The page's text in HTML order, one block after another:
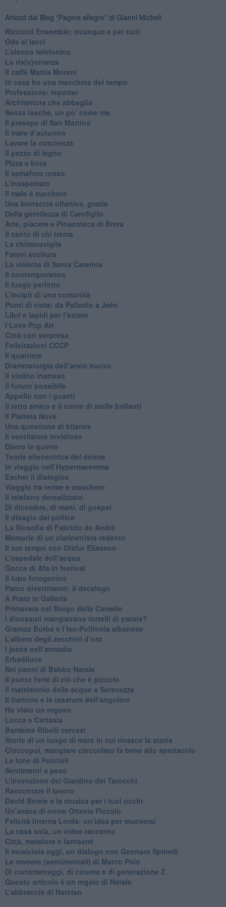
Articoli dal Blog “Pagine allegre” di Gianni Micheli
​Ricciotti Ensemble: ovunque e per tutti
Ode ai lacci
​L’elenco telefonico
​La ris(u)onanza
​Il caffè Mattia Moreni
​In casa ho una macchina del tempo
Professione: reporter
Architettura che abbaglia
​Senza tasche, un po’ come me
​Il presepe di San Martino
​Il mare d’autunno
​Lavare la coscienza
​Il pezzo di legno
​Pizza e birra
​Il semaforo rosso
​L’inaspettato
​Il male è zucchero
​Una borraccia olfattiva, grazie
​Della gentilezza di Carofiglio
Arte, piacere e Pinacoteca di Brera
​Il canto di chi trema
La chimeraviglia
​Fatevi scultura
​La violetta di Santa Caterina
​Il contemporaneo
​Il luogo perfetto
​L’incipit di una comunità
Punti di vista: da Palladio a Jaén
​Libri e lapidi per l’estate
​I Love Pop Art
Città con sorpresa
Felicitazioni CCCP
​Il quartiere
​Drammaturgia dell’anno nuovo
​Il violino inatteso
​Il futuro possibile
​Appello con i guanti
​Il tetto amico e il cuore di stelle brillanti
​Il Pianeta Nove
​Una questione di bilance
​Il ventilatore invidioso
​Dietro le quinte
​Teoria eliocentrica del dolore
In viaggio nell’Hypermaremma
​Escher il dialogico
​Viaggio tra terme e maschere
Il telefono derealizzato
​Di dicembre, di mani, di gospel
​Il disagio del pollice
​La filosofia di Fabrizio de André
Memorie di un clarinettista redento
​Il tuo tempo con Olafur Eliasson
​L’ospedale dell’acqua
​Gocce di Afa in festival
​Il lupo fotogenico
​Parco divertimenti: il decalogo
​A Prato in Galleria
​Primavera nel Borgo delle Camelie
I dinosauri mangiavano tortelli di patate?
​Gramoz Burba e l’Iso-Polifonia albanese
L’albero degli zecchini d’oro
​I jeans nell’armadio
Erbadiluce
Nei panni di Babbo Natale
​Il punto forte di ciò che è piccolo
​Il matrimonio delle acque a Seravezza
​Il frattone e la rasatura dell’angolino
​Ho visto un reguso
Lucca e Cartasia
Bambine Ribelli cercasi
Storie di un luogo di mare in cui rinasce la storia
Cioccopoi, mangiare cioccolato fa bene allo spettacolo
​Le lune di Peccioli
​Sentimenti a peso
​L’invenzione del Giardino dei Tarocchi
​Raccontare il lavoro
David Bowie e la musica per i tuoi occhi
Un’amica di nome Ottavia Piccolo
​Felicità Interna Lorda: un’idea per muoversi
​La casa sola, un video racconto
​Città, metafore e fantasmi
Il musicista oggi, un dialogo con Gennaro Spinelli
Le monete (sentimentali) di Marco Polo
​Di cortometraggi, di cinema e di generazione Z
​Questo articolo è un regalo di Natale
L’abbraccio di Narciso